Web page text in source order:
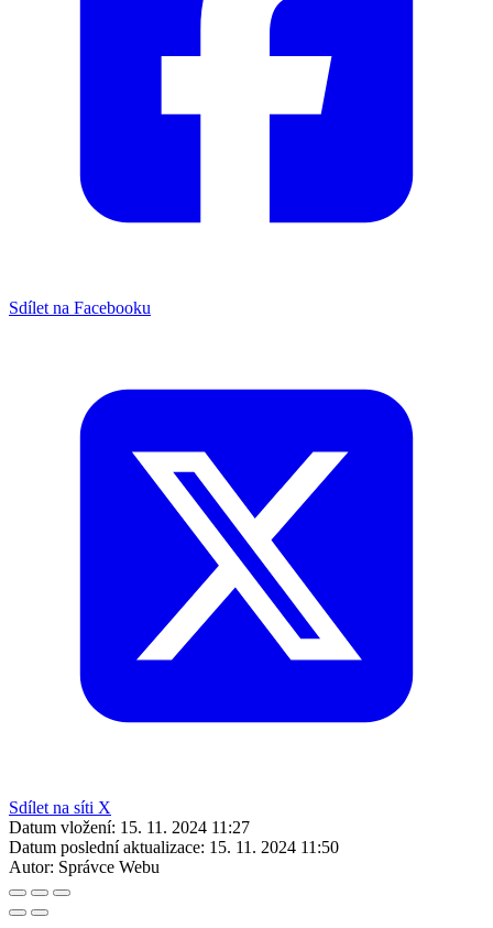
Sdílet na Facebooku
Sdílet na síti X
Datum vložení: 15. 11. 2024 11:27
Datum poslední aktualizace: 15. 11. 2024 11:50
Autor: Správce Webu